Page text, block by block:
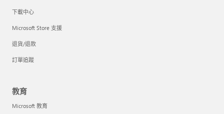
下載中心
Microsoft Store 支援
退貨/退款
訂單追蹤
教育
Microsoft 教育